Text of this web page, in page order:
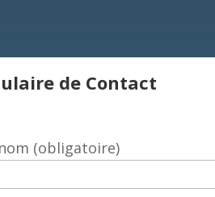
de Contact
(obligatoire)